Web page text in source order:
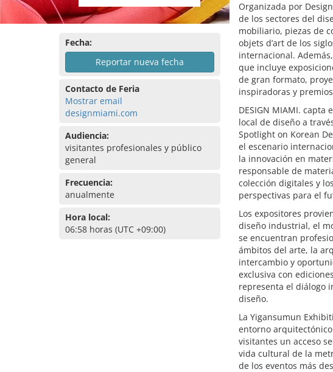
Fecha:
Reportar nueva fecha
Contacto de Feria
Mostrar email
designmiami.com
Audiencia:
visitantes profesionales y público
general
Frecuencia:
anualmente
Hora local:
06:58 horas (UTC +09:00)
Organizada por
de los sectores del
mobiliario, piezas de
objets d’art de los
internacional.
que incluye
de gran formato,
inspiradoras y
DESIGN MIAMI.
local de diseño a
Spotlight on Korean
el escenario
la innovación en
responsable de
colección digitales y
perspectivas para el
Los expositores
diseño industrial, el
se encuentran
ámbitos del arte, la
intercambio y
exclusiva con
representa el diálogo
diseño.
La Yigansumun
entorno
visitantes un acceso
vida cultural de la
de los eventos más